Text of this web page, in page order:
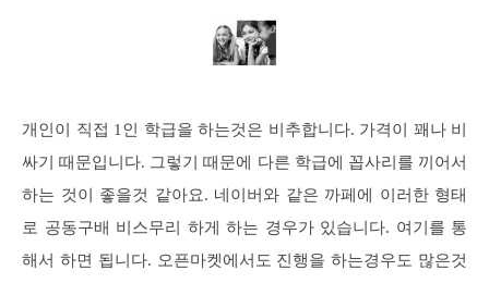
개인이 직접 1인 학급을 하는것은 비추합니다. 가격이 꽤나 비
싸기 때문입니다. 그렇기 때문에 다른 학급에 꼽사리를 끼어서
하는 것이 좋을것 같아요. 네이버와 같은 까페에 이러한 형태
로 공동구배 비스무리 하게 하는 경우가 있습니다. 여기를 통
해서 하면 됩니다. 오픈마켓에서도 진행을 하는경우도 많은것